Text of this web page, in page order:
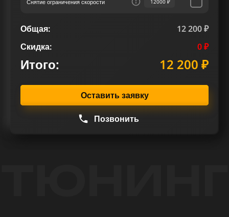
Снятие ограничения скорости 12000 ₽
Общая:
12 200 ₽
Скидка:
0 ₽
Итого: 12 200 ₽
Оставить заявку
Позвонить